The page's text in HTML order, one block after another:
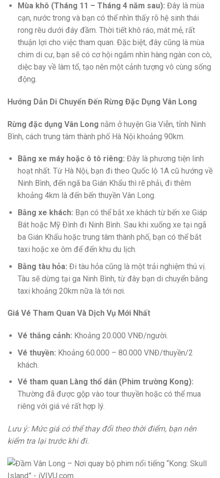
Mùa khô (Tháng 11 – Tháng 4 năm sau): Đây là mùa
cạn, nước trong và bạn có thể nhìn thấy rõ hệ sinh thái
rong rêu dưới đáy đầm. Thời tiết khô ráo, mát mẻ, rất
thuận lợi cho việc tham quan. Đặc biệt, đây cũng là mùa
chim di cư, bạn sẽ có cơ hội ngắm nhìn hàng ngàn con cò,
diệc bay về làm tổ, tạo nên một cảnh tượng vô cùng sống
động.
Hướng Dẫn Di Chuyển Đến Rừng Đặc Dụng Vân Long
Rừng đặc dụng Vân Long nằm ở huyện Gia Viễn, tỉnh Ninh
Bình, cách trung tâm thành phố Hà Nội khoảng 90km.
Bằng xe máy hoặc ô tô riêng: Đây là phương tiện linh
hoạt nhất. Từ Hà Nội, bạn đi theo Quốc lộ 1A cũ hướng về
Ninh Bình, đến ngã ba Gián Khẩu thì rẽ phải, đi thêm
khoảng 4km là đến bến thuyền Vân Long.
Bằng xe khách: Bạn có thể bắt xe khách từ bến xe Giáp
Bát hoặc Mỹ Đình đi Ninh Bình. Sau khi xuống xe tại ngã
ba Gián Khẩu hoặc trung tâm thành phố, bạn có thể bắt
taxi hoặc xe ôm để đến khu du lịch.
Bằng tàu hỏa: Đi tàu hỏa cũng là một trải nghiệm thú vị.
Tàu sẽ dừng tại ga Ninh Bình, từ đây bạn di chuyển bằng
taxi khoảng 20km nữa là tới nơi.
Giá Vé Tham Quan Và Dịch Vụ Mới Nhất
Vé thắng cảnh: Khoảng 20.000 VNĐ/người.
Vé thuyền: Khoảng 60.000 – 80.000 VNĐ/thuyền/2
khách.
Vé tham quan Làng thổ dân (Phim trường Kong):
Thường đã được gộp vào tour thuyền hoặc có thể mua
riêng với giá vé rất hợp lý.
Lưu ý: Mức giá có thể thay đổi theo thời điểm, bạn nên
kiểm tra lại trước khi đi.